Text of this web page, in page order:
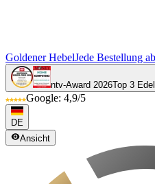
Goldener HebelJede Bestellung
ntv-Award 2026Top 3
Google: 4,9/5
DE
Ansicht